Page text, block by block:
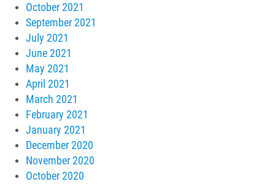
October 2021
September 2021
July 2021
June 2021
May 2021
April 2021
March 2021
February 2021
January 2021
December 2020
November 2020
October 2020